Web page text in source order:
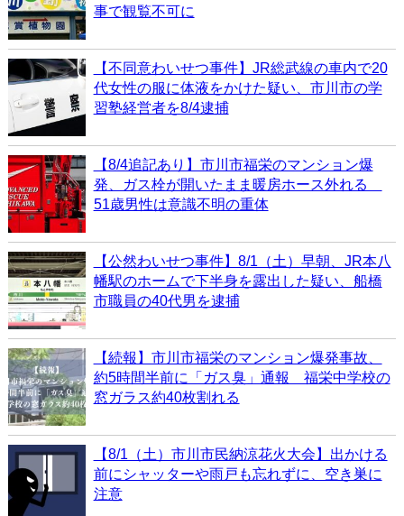
事で観覧不可に
【不同意わいせつ事件】JR総武線の車内で20
代女性の服に体液をかけた疑い、市川市の学
習塾経営者を8/4逮捕
【8/4追記あり】市川市福栄のマンション爆
発、ガス栓が開いたまま暖房ホース外れる
51歳男性は意識不明の重体
【公然わいせつ事件】8/1（土）早朝、JR本八
幡駅のホームで下半身を露出した疑い、船橋
市職員の40代男を逮捕
【続報】市川市福栄のマンション爆発事故、
約5時間半前に「ガス臭」通報 福栄中学校の
窓ガラス約40枚割れる
【8/1（土）市川市民納涼花火大会】出かける
前にシャッターや雨戸も忘れずに、空き巣に
注意